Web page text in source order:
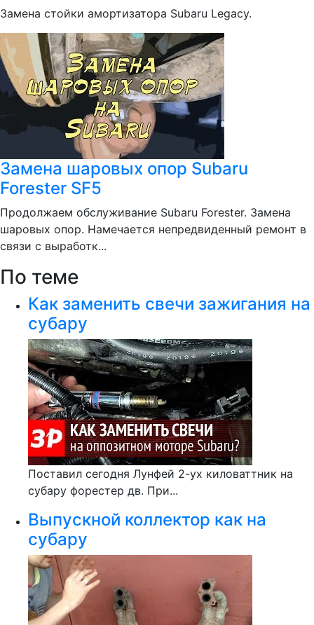
Замена стойки амортизатора Subaru Legacy.
Замена шаровых опор Subaru
Forester SF5
Продолжаем обслуживание Subaru Forester. Замена
шаровых опор. Намечается непредвиденный ремонт в
связи с выработк...
По теме
Как заменить свечи зажигания на
субару
Поставил сегодня Лунфей 2-ух киловаттник на
субару форестер дв. При...
Выпускной коллектор как на
субару